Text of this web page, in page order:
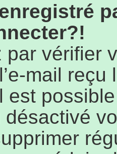
par vérifier
mail
est